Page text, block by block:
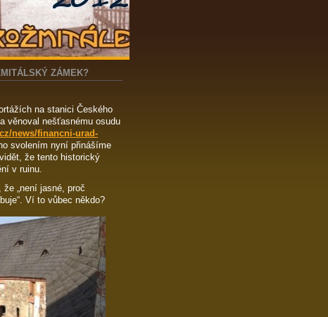
ZÁMEK?
na stanici Českého
věnoval nešťasnému osudu
news/financni-urad-
svolením nyní přinášíme
že tento historický
v ruinu.
„není jasné, proč
Ví to vůbec někdo?